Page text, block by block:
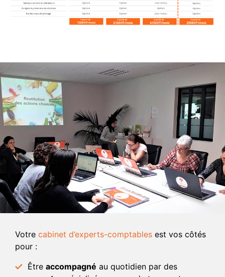
Votre cabinet d’experts-comptables est vos côtés
pour :
Être accompagné au quotidien par des